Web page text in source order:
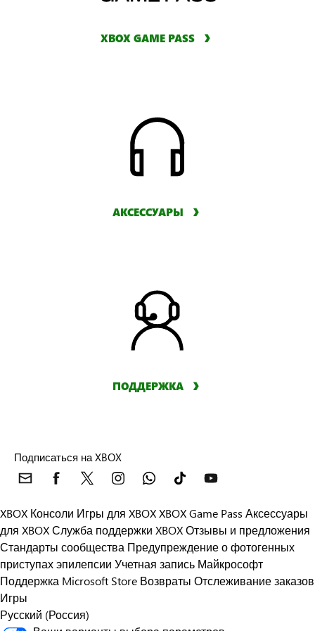
XBOX GAME PASS
АКСЕССУАРЫ
ПОДДЕРЖКА
Подписаться на XBOX
XBOX Консоли Игры для XBOXXBOX Game Pass Аксессуары
для XBOXСлужба поддержки XBOXОтзывы и предложения
Стандарты сообщества Предупреждение о фотогенных
приступах эпилепсии Учетная запись Майкрософт
Поддержка Microsoft Store Возвраты Отслеживание заказов
Игры
Русский (Россия)